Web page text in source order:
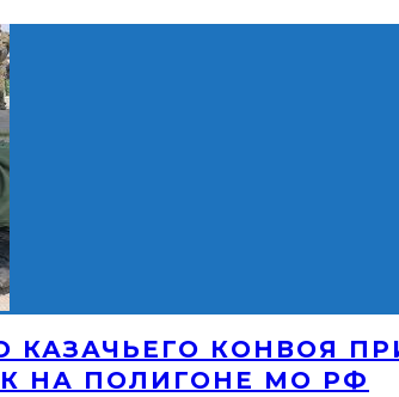
КАЗАЧЬЕГО КОНВОЯ
НА ПОЛИГОНЕ МО РФ